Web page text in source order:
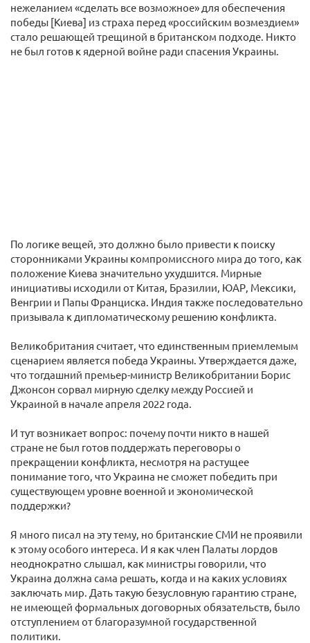
нежеланием «сделать все возможное» для обеспечения
победы [Киева] из страха перед «российским возмездием»
стало решающей трещиной в британском подходе. Никто
не был готов к ядерной войне ради спасения Украины.
По логике вещей, это должно было привести к поиску
сторонниками Украины компромиссного мира до того, как
положение Киева значительно ухудшится. Мирные
инициативы исходили от Китая, Бразилии, ЮАР, Мексики,
Венгрии и Папы Франциска. Индия также последовательно
призывала к дипломатическому решению конфликта.
Великобритания считает, что единственным приемлемым
сценарием является победа Украины. Утверждается даже,
что тогдашний премьер-министр Великобритании Борис
Джонсон сорвал мирную сделку между Россией и
Украиной в начале апреля 2022 года.
И тут возникает вопрос: почему почти никто в нашей
стране не был готов поддержать переговоры о
прекращении конфликта, несмотря на растущее
понимание того, что Украина не сможет победить при
существующем уровне военной и экономической
поддержки?
Я много писал на эту тему, но британские СМИ не проявили
к этому особого интереса. И я как член Палаты лордов
неоднократно слышал, как министры говорили, что
Украина должна сама решать, когда и на каких условиях
заключать мир. Дать такую безусловную гарантию стране,
не имеющей формальных договорных обязательств, было
отступлением от благоразумной государственной
политики.